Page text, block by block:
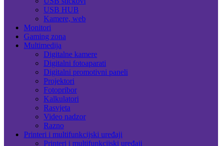
USB HUB
Kamere, web
Monitori
Gaming zona
Multimedija
Digitalne kamere
Digitalni fotoaparati
Digitalni promotivni paneli
Projektori
Fotopribor
Kalkulatori
Rasvjeta
Video nadzor
Razno
Printeri i multifunkcijski uređaji
Printeri i multifunkcijski uređaji